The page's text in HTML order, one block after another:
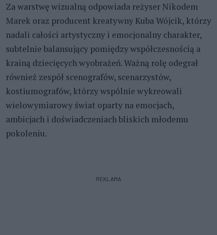
Za warstwę wizualną odpowiada reżyser Nikodem
Marek oraz producent kreatywny Kuba Wójcik, którzy
nadali całości artystyczny i emocjonalny charakter,
subtelnie balansujący pomiędzy współczesnością a
krainą dziecięcych wyobrażeń. Ważną rolę odegrał
również zespół scenografów, scenarzystów,
kostiumografów, którzy wspólnie wykreowali
wielowymiarowy świat oparty na emocjach,
ambicjach i doświadczeniach bliskich młodemu
pokoleniu.
REKLAMA